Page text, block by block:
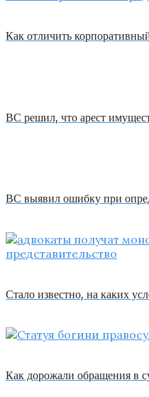
Как отличить
ВС решил, что арест
ВС выявил ошибку при
Стало известно, на каких
Как дорожали обращения в